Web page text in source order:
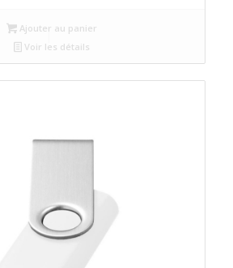
Ajouter au panier
Voir les détails